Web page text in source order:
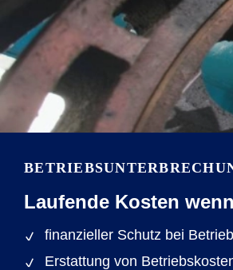
Laufende Kosten
finanzieller Schutz bei
Erstattung von